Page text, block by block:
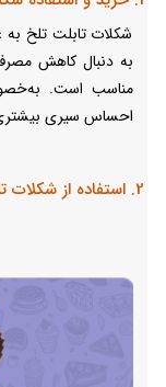
شکلات تابلت تلخ به
به دنبال کاهش
مناسب است.
احساس سیری
2. استفاده از شکلات تلخ در دسر، کیک و شیرینی پزی